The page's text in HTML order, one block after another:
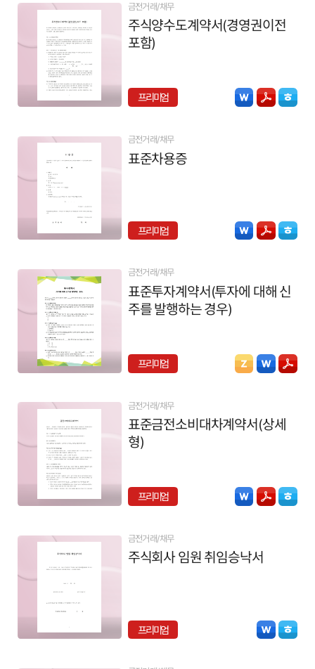
금전거래/채무
주식양수도계약서(경영권이전
포함)
프리미엄
금전거래/채무
표준차용증
프리미엄
금전거래/채무
표준투자계약서(투자에 대해 신
주를 발행하는 경우)
프리미엄
금전거래/채무
표준금전소비대차계약서(상세
형)
프리미엄
금전거래/채무
주식회사 임원 취임승낙서
프리미엄